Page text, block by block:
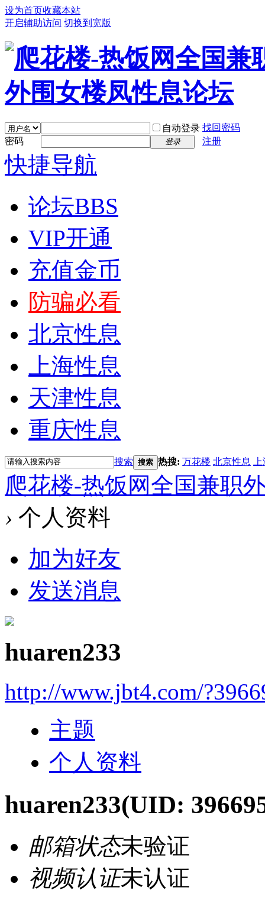
设为首页收藏本站
开启辅助访问 切换到宽版
自动登录 找回密码
密码
登录 注册
快捷导航
论坛BBS
VIP开通
充值金币
防骗必看
北京性息
上海性息
天津性息
重庆性息
搜索 搜索 热搜: 万花楼 北京性息
爬花楼-热饭网全国兼职
› 个人资料
加为好友
发送消息
huaren233
http://www.jbt4.com/
主题
个人资料
huaren233(UID:
邮箱状态未验证
视频认证未认证